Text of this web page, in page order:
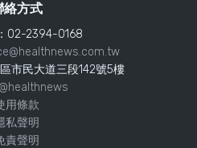
絡方式
02-2394-0168
市民大道三段142號5樓
@healthnews
用條款
私聲明
責聲明